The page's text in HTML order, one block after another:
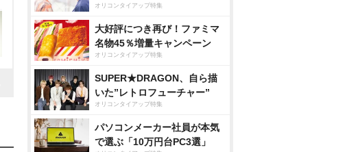
オリコンタイアップ特集
大好評につき再び！ファミマ
名物45％増量キャンペーン
オリコンタイアップ特集
SUPER★DRAGON、自ら描
いた”レトロフューチャー”
オリコンタイアップ特集
パソコンメーカー社員が本気
で選ぶ「10万円台PC3選」